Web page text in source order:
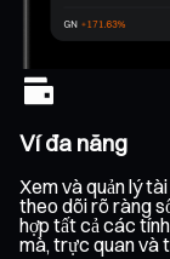
Ví đa năng
Xem và quản lý
theo dõi rõ ràng
hợp tất cả các
mà, trực quan và